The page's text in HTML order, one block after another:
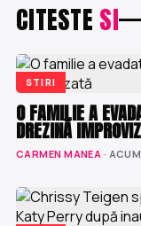
CITESTE SI
STIRI
O FAMILIE A
DREZINĂ
CARMEN MANEA ·